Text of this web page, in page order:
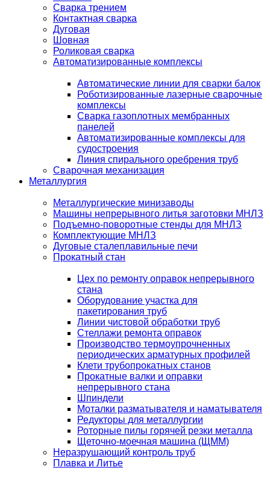
Сварка трением
Контактная сварка
Дуговая
Шовная
Роликовая сварка
Автоматизированные комплексы
Автоматические линии для сварки балок
Роботизированные лазерные сварочные
комплексы
Сварка газоплотных мембранных
панелей
Автоматизированные комплексы для
судостроения
Линия спирального оребрения труб
Сварочная механизация
Металлургия
Металлургические минизаводы
Машины непрерывного литья заготовки МНЛЗ
Подъемно-поворотные стенды для МНЛЗ
Комплектующие МНЛЗ
Дуговые сталеплавильные печи
Прокатный стан
Цех по ремонту оправок непрерывного
стана
Оборудование участка для
пакетирования труб
Линии чистовой обработки труб
Стеллажи ремонта оправок
Производство термоупрочненных
периодических арматурных профилей
Клети трубопрокатных станов
Прокатные валки и оправки
непрерывного стана
Шпиндели
Моталки разматывателя и наматывателя
Редукторы для металлургии
Роторные пилы горячей резки металла
Щеточно-моечная машина (ЩММ)
Неразрушающий контроль труб
Плавка и Литье